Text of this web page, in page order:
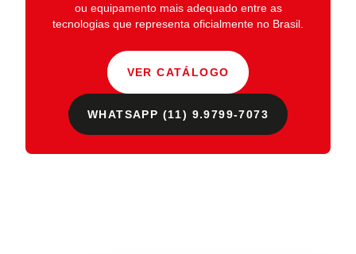
ou equipamento mais adequado entre as
tecnologias que representa oficialmente no Brasil.
VER CATÁLOGO
WHATSAPP (11) 9.9799-7073